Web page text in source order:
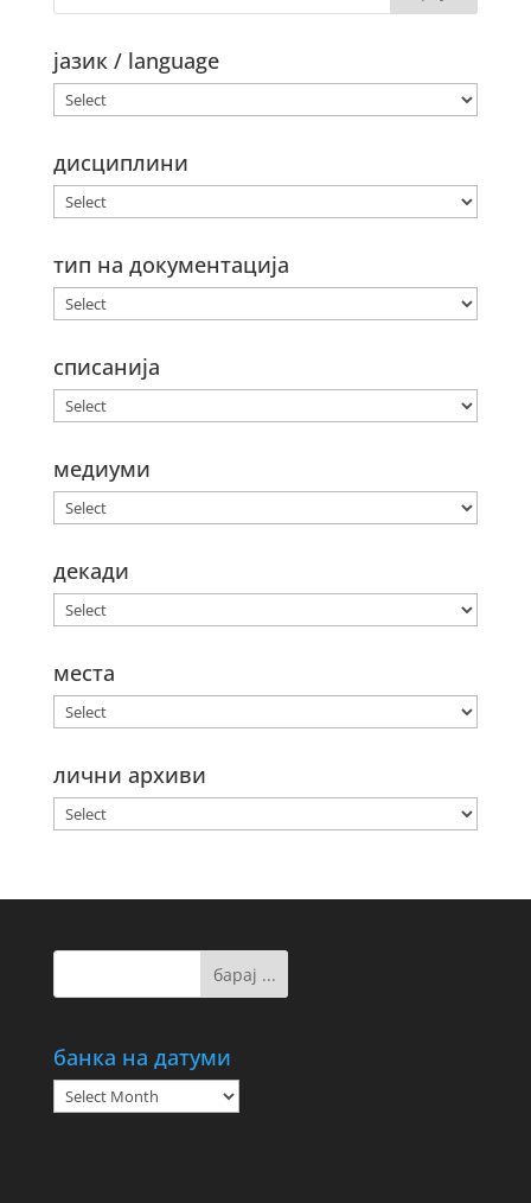
јазик / language
дисциплини
тип на документација
списанија
медиуми
декади
места
лични архиви
банка на датуми
банка
на